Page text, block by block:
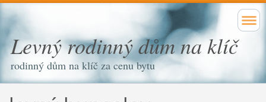
Levný rodinný dům na klíč
rodinný dům na klíč za cenu bytu